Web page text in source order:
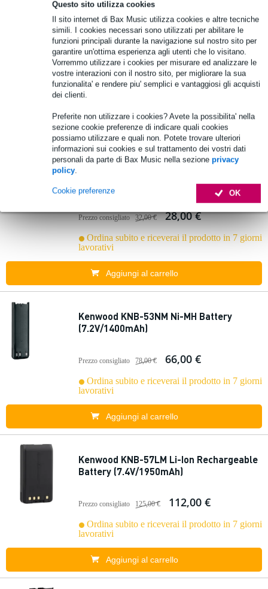
Questo sito utilizza cookies
Il sito internet di Bax Music utilizza cookies e altre tecniche
simili. I cookies necessari sono utilizzati per abilitare le
funzioni principali durante la navigazione sul nostro sito per
garantire un'ottima esperienza agli utenti che lo visitano.
Vorremmo utilizzare i cookies per misurare ed analizzare le
vostre interazioni con il nostro sito, per migliorare la sua
funzionalita' e rendere piu' semplici e vantaggiosi gli acquisti
dei clienti.
Preferite non utilizzare i cookies? Avete la possibilita' nella
sezione cookie preferenze di indicare quali cookies
possiamo utilizzare e quali non. Potete trovare ulteriori
informazioni sui cookies e sul trattamento dei vostri dati
personali da parte di Bax Music nella sezione privacy
policy.
OK
Cookie preferenze
Kenwood KLH-197 Nylon Pouch for TK-
3501
Prezzo consigliato 34,00 € 29,00 €
Aggiungi al carrello
PKT-23E (1430 mAh)
Prezzo consigliato 32,00 € 28,00 €
Ordina subito e riceverai il prodotto in 7 giorni
lavorativi
Aggiungi al carrello
Kenwood KNB-53NM Ni-MH Battery
(7.2V/1400mAh)
Prezzo consigliato 78,00 € 66,00 €
Ordina subito e riceverai il prodotto in 7 giorni
lavorativi
Aggiungi al carrello
Kenwood KNB-57LM Li-Ion Rechargeable
Battery (7.4V/1950mAh)
Prezzo consigliato 125,00 € 112,00 €
Ordina subito e riceverai il prodotto in 7 giorni
lavorativi
Aggiungi al carrello